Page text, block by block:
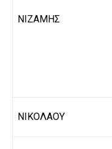
ΝΙΖΑΜΗΣ
ΝΙΚΟΛΑΟΥ